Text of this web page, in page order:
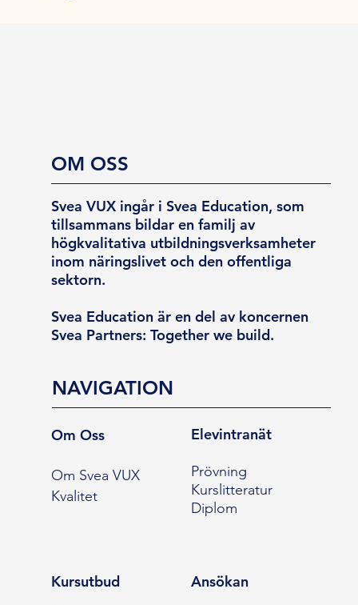
OM OSS
Svea VUX ingår i Svea Education, som
tillsammans bildar en familj av
högkvalitativa utbildningsverksamheter
inom näringslivet och den offentliga
sektorn.
Svea Education är en del av koncernen
Svea Partners: Together we build.
NAVIGATION
Om Oss
Om Svea VUX
Kvalitet
Elevintranät
Prövning
Kurslitteratur
Diplom
Kursutbud Ansökan